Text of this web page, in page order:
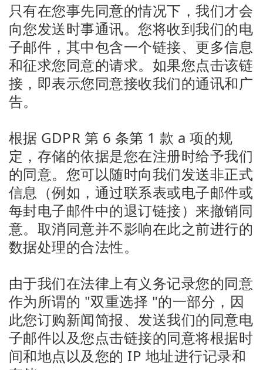
只有在您事先同意的情况下，我们才会
向您发送时事通讯。您将收到我们的电
子邮件，其中包含一个链接、更多信息
和征求您同意的请求。如果您点击该链
接，即表示您同意接收我们的通讯和广
告。
根据 GDPR 第 6 条第 1 款 a 项的规
定，存储的依据是您在注册时给予我们
的同意。您可以随时向我们发送非正式
信息（例如，通过联系表或电子邮件或
每封电子邮件中的退订链接）来撤销同
意。取消同意并不影响在此之前进行的
数据处理的合法性。
由于我们在法律上有义务记录您的同意
作为所谓的 "双重选择 "的一部分，因
此您订购新闻简报、发送我们的同意电
子邮件以及您点击链接的同意将根据时
间和地点以及您的 IP 地址进行记录和